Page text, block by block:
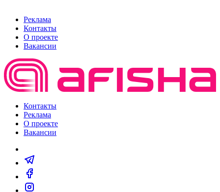
Реклама
Контакты
О проекте
Вакансии
Контакты
Реклама
О проекте
Вакансии